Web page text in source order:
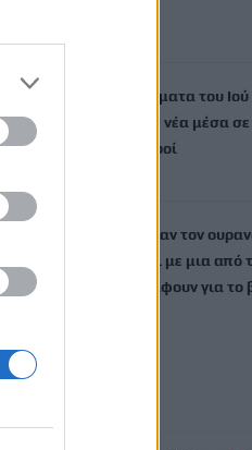
Στα 65 τα κρούσματα του
στην Ελλάδα, 23 νέα μέσα
στους έξι οι νεκροί
Ακρίδες σκέπασαν τον
Ρωσία: «Μοιάζει με μια από
του Φαραώ» γράφουν για το